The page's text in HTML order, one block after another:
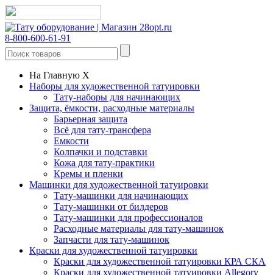
8-800-600-61-91
На Главную X
Наборы для художественной татуировки
Тату-наборы для начинающих
Защита, ёмкости, расходные материалы
Барьерная защита
Всё для тату-трансфера
Емкости
Колпачки и подставки
Кожа для тату-практики
Кремы и пленки
Машинки для художественной татуировки
Тату-машинки для начинающих
Тату-машинки от билдеров
Тату-машинки для профессионалов
Расходные материалы для тату-машинок
Запчасти для тату-машинок
Краски для художественной татуировки
Краски для художественной татуировки КРА СКА
Краски для художественной татуировки Allegory